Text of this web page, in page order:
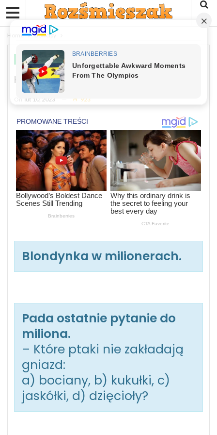
Home Dowcipy
DOWCIPY
Kawał Dnia: Blondynka W Milionerach
lut 10, 2023 923
Blondynka w milionerach.
Pada ostatnie pytanie do
miliona.
– Które ptaki nie zakładają
gniazd:
a) bociany, b) kukułki, c)
jaskółki, d) dzięcioły?